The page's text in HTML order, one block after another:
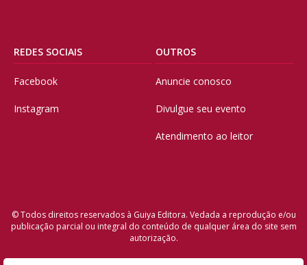
REDES SOCIAIS
Facebook
Instagram
OUTROS
Anuncie conosco
Divulgue seu evento
Atendimento ao leitor
© Todos direitos reservados à Guiya Editora. Vedada a reprodução e/ou
publicação parcial ou integral do conteúdo de qualquer área do site sem
autorização.